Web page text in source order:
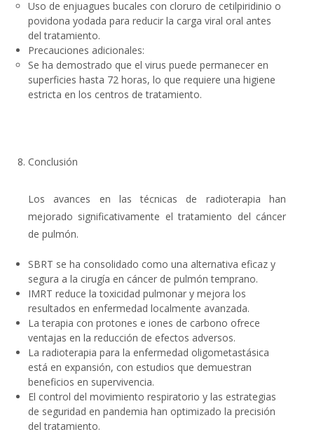
Uso de enjuagues bucales con cloruro de cetilpiridinio o
povidona yodada para reducir la carga viral oral antes
del tratamiento.
Precauciones adicionales:
Se ha demostrado que el virus puede permanecer en
superficies hasta 72 horas, lo que requiere una higiene
estricta en los centros de tratamiento.
Conclusión
Los avances en las técnicas de radioterapia han
mejorado significativamente el tratamiento del cáncer
de pulmón.
SBRT se ha consolidado como una alternativa eficaz y
segura a la cirugía en cáncer de pulmón temprano.
IMRT reduce la toxicidad pulmonar y mejora los
resultados en enfermedad localmente avanzada.
La terapia con protones e iones de carbono ofrece
ventajas en la reducción de efectos adversos.
La radioterapia para la enfermedad oligometastásica
está en expansión, con estudios que demuestran
beneficios en supervivencia.
El control del movimiento respiratorio y las estrategias
de seguridad en pandemia han optimizado la precisión
del tratamiento.